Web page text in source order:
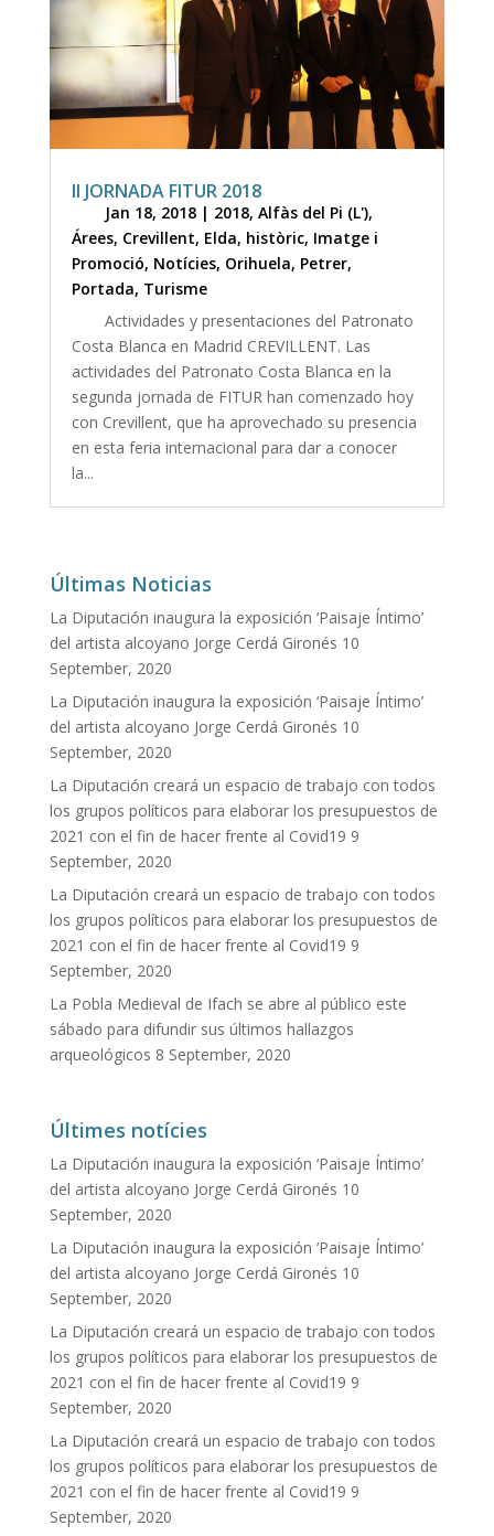
II JORNADA FITUR 2018
Jan 18, 2018| 2018, Alfàs del Pi (L'),
Árees, Crevillent, Elda, històric, Imatge i
Promoció, Notícies, Orihuela, Petrer,
Portada, Turisme
Actividades y presentaciones del Patronato
Costa Blanca en Madrid CREVILLENT. Las
actividades del Patronato Costa Blanca en la
segunda jornada de FITUR han comenzado hoy
con Crevillent, que ha aprovechado su presencia
en esta feria internacional para dar a conocer
la...
Últimas Noticias
La Diputación inaugura la exposición ‘Paisaje Íntimo’
del artista alcoyano Jorge Cerdá Gironés 10
September, 2020
La Diputación inaugura la exposición ‘Paisaje Íntimo’
del artista alcoyano Jorge Cerdá Gironés 10
September, 2020
La Diputación creará un espacio de trabajo con todos
los grupos políticos para elaborar los presupuestos de
2021 con el fin de hacer frente al Covid19 9
September, 2020
La Diputación creará un espacio de trabajo con todos
los grupos políticos para elaborar los presupuestos de
2021 con el fin de hacer frente al Covid19 9
September, 2020
La Pobla Medieval de Ifach se abre al público este
sábado para difundir sus últimos hallazgos
arqueológicos 8 September, 2020
Últimes notícies
La Diputación inaugura la exposición ‘Paisaje Íntimo’
del artista alcoyano Jorge Cerdá Gironés 10
September, 2020
La Diputación inaugura la exposición ‘Paisaje Íntimo’
del artista alcoyano Jorge Cerdá Gironés 10
September, 2020
La Diputación creará un espacio de trabajo con todos
los grupos políticos para elaborar los presupuestos de
2021 con el fin de hacer frente al Covid19 9
September, 2020
La Diputación creará un espacio de trabajo con todos
los grupos políticos para elaborar los presupuestos de
2021 con el fin de hacer frente al Covid19 9
September, 2020